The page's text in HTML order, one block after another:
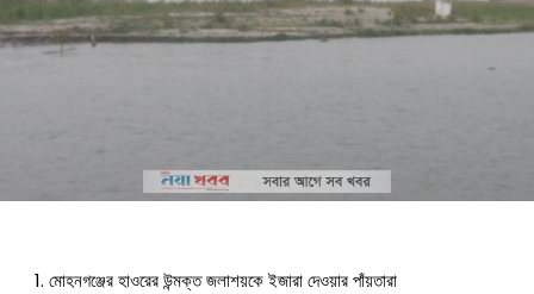
মোহনগঞ্জের হাওরের উন্মক্ত জলাশয়কে ইজারা দেওয়ার পাঁয়তারা